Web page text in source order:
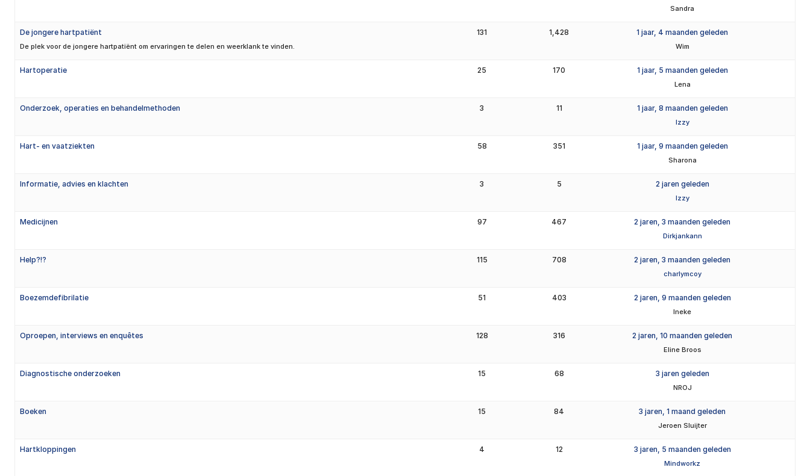
Sandra
De jongere hartpatiënt
De plek voor de jongere hartpatiënt om ervaringen te delen en weerklank te vinden.
131 1,428 1 jaar, 4 maanden geleden
Wim
Hartoperatie 25 170 1 jaar, 5 maanden geleden
Lena
Onderzoek, operaties en behandelmethoden 3 11 1 jaar, 8 maanden geleden
Izzy
Hart- en vaatziekten 58 351 1 jaar, 9 maanden geleden
Sharona
Informatie, advies en klachten 3 5 2 jaren geleden
Izzy
Medicijnen 97 467 2 jaren, 3 maanden geleden
Dirkjankann
Help?!? 115 708 2 jaren, 3 maanden geleden
charlymcoy
Boezemdefibrilatie 51 403 2 jaren, 9 maanden geleden
Ineke
Oproepen, interviews en enquêtes 128 316 2 jaren, 10 maanden geleden
Eline Broos
Diagnostische onderzoeken 15 68 3 jaren geleden
NROJ
Boeken 15 84 3 jaren, 1 maand geleden
Jeroen Sluijter
Hartkloppingen 4 12 3 jaren, 5 maanden geleden
Mindworkz